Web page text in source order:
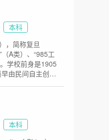
浙江医科大学。
新浙江大学。浙
国重点大学，同
工程大学”“211
名的顶级学府。
华家池、之江、
积9335亩。
本科
，简称复旦
（A类）、“985工
学校前身是1905
由民间自主创办
办的国立第四中
并，组建新的复
本科